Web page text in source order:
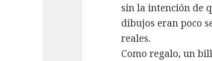
sin la intención de
dibujos eran poco
reales.
Como regalo, un